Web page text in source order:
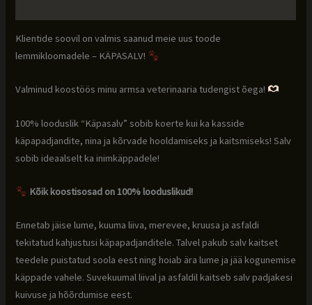
Klientide soovil on valmis saanud meie uus toode
lemmikloomadele – KÄPASALV!
Valminud koostöös minu armsa veterinaaria tudengist õega!
100% looduslik “Käpasalv” sobib koerte kui ka kasside
käpapadjandite, nina ja kõrvade hooldamiseks ja kaitsmiseks! Salv
sobib ideaalselt ka inimkäppadele!
Kõik koostisosad on 100% looduslikud!
Ennetab jäise lume, kuuma liiva, merevee, kruusa ja asfaldi
tekitatud kahjustusi käpapadjanditele. Talvel pakub salv kaitset
teedele puistatud soola eest ning hoiab ära lume ja jää kogunemise
käppade vahele. Suvekuumal liival ja asfaldil kaitseb salv padjakesi
kuivuse ja hõõrdumise eest.